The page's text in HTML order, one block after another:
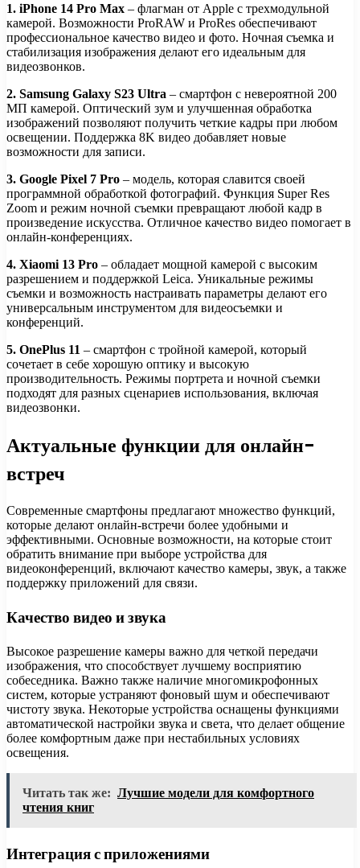
1. iPhone 14 Pro Max – флагман от Apple с трехмодульной
камерой. Возможности ProRAW и ProRes обеспечивают
профессиональное качество видео и фото. Ночная съемка и
стабилизация изображения делают его идеальным для
видеозвонков.
2. Samsung Galaxy S23 Ultra – смартфон с невероятной 200
МП камерой. Оптический зум и улучшенная обработка
изображений позволяют получить четкие кадры при любом
освещении. Поддержка 8K видео добавляет новые
возможности для записи.
3. Google Pixel 7 Pro – модель, которая славится своей
программной обработкой фотографий. Функция Super Res
Zoom и режим ночной съемки превращают любой кадр в
произведение искусства. Отличное качество видео помогает в
онлайн-конференциях.
4. Xiaomi 13 Pro – обладает мощной камерой с высоким
разрешением и поддержкой Leica. Уникальные режимы
съемки и возможность настраивать параметры делают его
универсальным инструментом для видеосъемки и
конференций.
5. OnePlus 11 – смартфон с тройной камерой, который
сочетает в себе хорошую оптику и высокую
производительность. Режимы портрета и ночной съемки
подходят для разных сценариев использования, включая
видеозвонки.
Актуальные функции для онлайн-
встреч
Современные смартфоны предлагают множество функций,
которые делают онлайн-встречи более удобными и
эффективными. Основные возможности, на которые стоит
обратить внимание при выборе устройства для
видеоконференций, включают качество камеры, звук, а также
поддержку приложений для связи.
Качество видео и звука
Высокое разрешение камеры важно для четкой передачи
изображения, что способствует лучшему восприятию
собеседника. Важно также наличие многомикрофонных
систем, которые устраняют фоновый шум и обеспечивают
чистоту звука. Некоторые устройства оснащены функциями
автоматической настройки звука и света, что делает общение
более комфортным даже при нестабильных условиях
освещения.
Читать так же: Лучшие модели для комфортного
чтения книг
Интеграция с приложениями